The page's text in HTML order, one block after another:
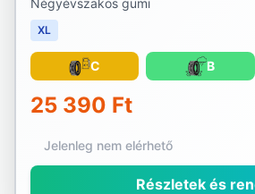
Négyévszakos gumi
XL
C B
25 390 Ft
Jelenleg nem elérhető
Részletek és